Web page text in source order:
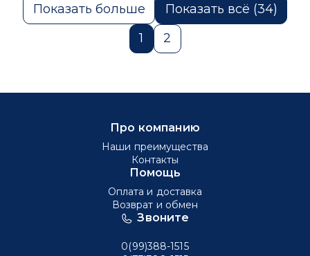
Показать больше
1
2
Показать всё (34)
Звоните
0(99)388-1515
Про компанию
Наши преимущества
Контакты
Помощь
Оплата и доставка
Возврат и обмен